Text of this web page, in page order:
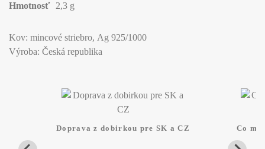
Hmotnosť
2,3 g
Kov: mincové striebro, Ag 925/1000
Výroba: Česká republika
Doprava z dobirkou pre SK a CZ Co